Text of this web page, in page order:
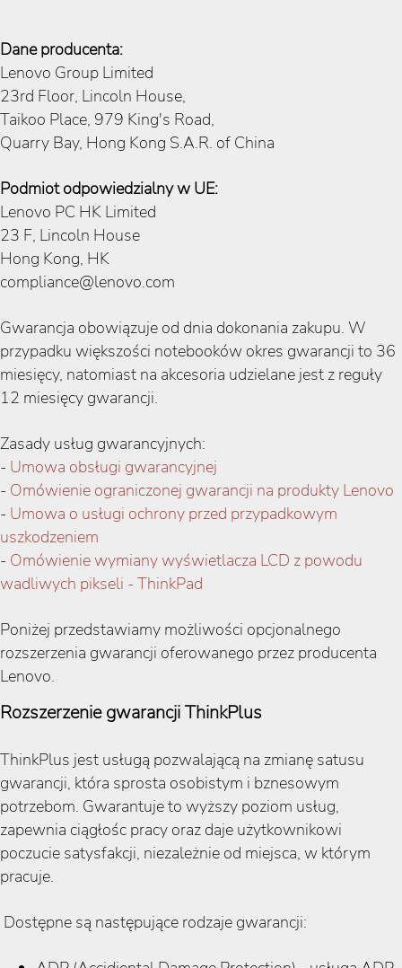
Dane producenta:
Lenovo Group Limited
23rd Floor, Lincoln House,
Taikoo Place, 979 King's Road,
Quarry Bay, Hong Kong S.A.R. of China
Podmiot odpowiedzialny w UE:
Lenovo PC HK Limited
23 F, Lincoln House
Hong Kong, HK
compliance@lenovo.com
Gwarancja obowiązuje od dnia dokonania zakupu. W
przypadku większości notebooków okres gwarancji to 36
miesięcy, natomiast na akcesoria udzielane jest z reguły
12 miesięcy gwarancji.
Zasady usług gwarancyjnych:
- Umowa obsługi gwarancyjnej
- Omówienie ograniczonej gwarancji na produkty Lenovo
- Umowa o usługi ochrony przed przypadkowym
uszkodzeniem
- Omówienie wymiany wyświetlacza LCD z powodu
wadliwych pikseli - ThinkPad
Poniżej przedstawiamy możliwości opcjonalnego
rozszerzenia gwarancji oferowanego przez producenta
Lenovo.
Rozszerzenie gwarancji ThinkPlus
ThinkPlus jest usługą pozwalającą na zmianę satusu
gwarancji, która sprosta osobistym i bznesowym
potrzebom. Gwarantuje to wyższy poziom usług,
zapewnia ciągłośc pracy oraz daje użytkownikowi
poczucie satysfakcji, niezależnie od miejsca, w którym
pracuje.
Dostępne są następujące rodzaje gwarancji: